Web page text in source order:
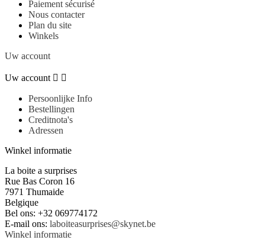
Paiement sécurisé
Nous contacter
Plan du site
Winkels
Uw account
Uw account  
Persoonlijke Info
Bestellingen
Creditnota's
Adressen
Winkel informatie
La boite a surprises
Rue Bas Coron 16
7971 Thumaide
Belgique
Bel ons: +32 069774172
E-mail ons: laboiteasurprises@skynet.be
Winkel informatie